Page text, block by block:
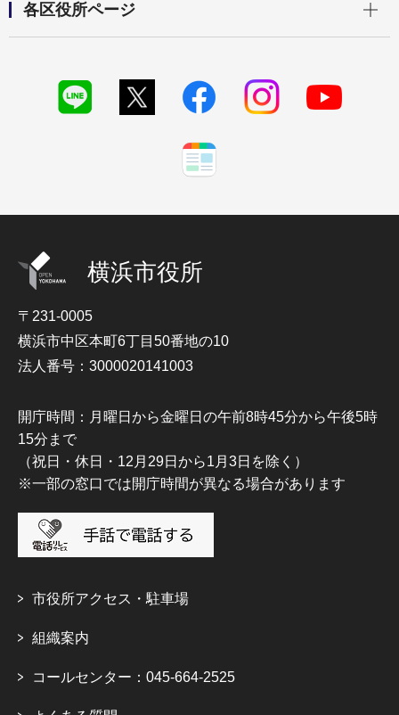
各区役所ページ
横浜市役所
〒231-0005
横浜市中区本町6丁目50番地の10
法人番号：3000020141003
開庁時間：月曜日から金曜日の午前8時45分から午後5時
15分まで
（祝日・休日・12月29日から1月3日を除く）
※一部の窓口では開庁時間が異なる場合があります
市役所アクセス・駐車場
組織案内
コールセンター：045-664-2525